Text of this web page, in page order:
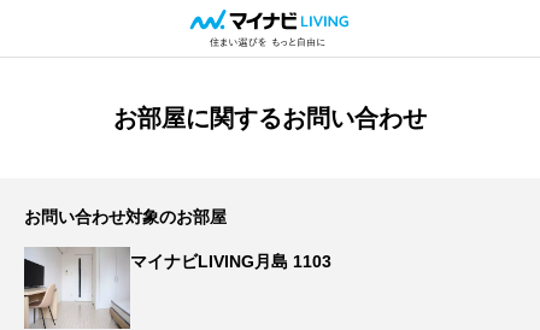
お部屋に関するお問い合わせ
お問い合わせ対象のお部屋
マイナビLIVING月島 1103